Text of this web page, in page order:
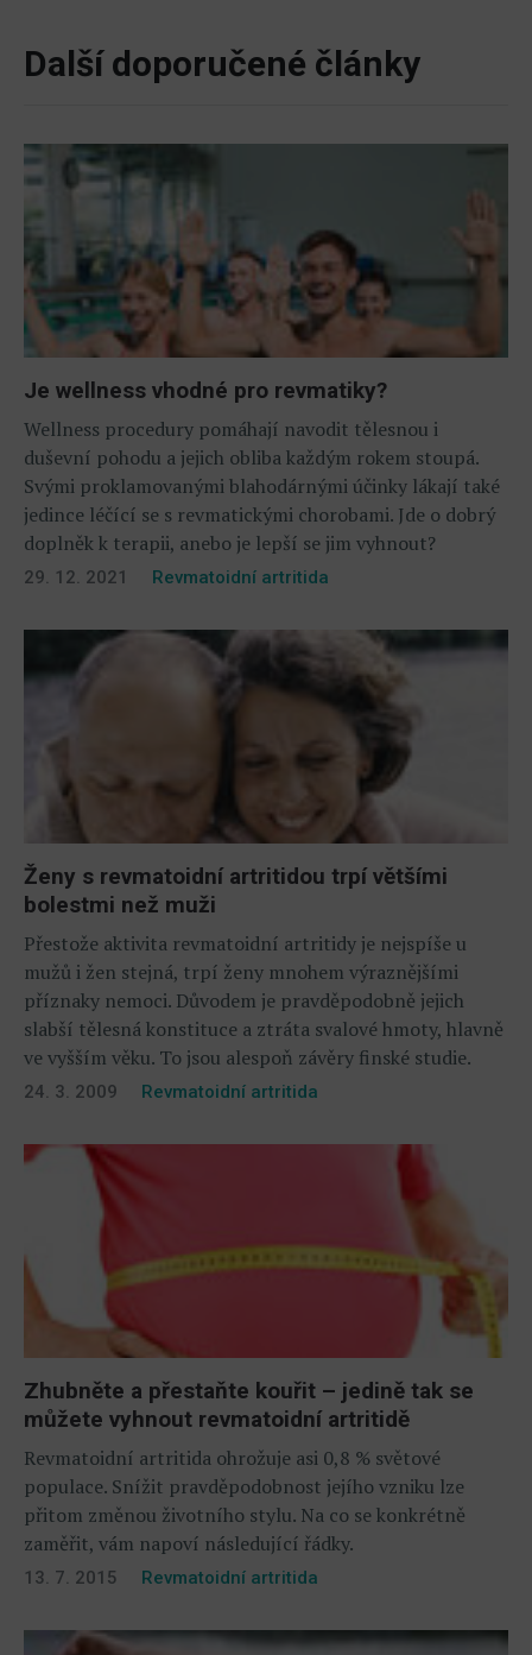
Další doporučené články
Je wellness vhodné pro revmatiky?
Wellness procedury pomáhají navodit tělesnou i
duševní pohodu a jejich obliba každým rokem stoupá.
Svými proklamovanými blahodárnými účinky lákají také
jedince léčící se s revmatickými chorobami. Jde o dobrý
doplněk k terapii, anebo je lepší se jim vyhnout?
29. 12. 2021 Revmatoidní artritida
Ženy s revmatoidní artritidou trpí většími
bolestmi než muži
Přestože aktivita revmatoidní artritidy je nejspíše u
mužů i žen stejná, trpí ženy mnohem výraznějšími
příznaky nemoci. Důvodem je pravděpodobně jejich
slabší tělesná konstituce a ztráta svalové hmoty, hlavně
ve vyšším věku. To jsou alespoň závěry finské studie.
24. 3. 2009 Revmatoidní artritida
Zhubněte a přestaňte kouřit – jedině tak se
můžete vyhnout revmatoidní artritidě
Revmatoidní artritida ohrožuje asi 0,8 % světové
populace. Snížit pravděpodobnost jejího vzniku lze
přitom změnou životního stylu. Na co se konkrétně
zaměřit, vám napoví následující řádky.
13. 7. 2015 Revmatoidní artritida